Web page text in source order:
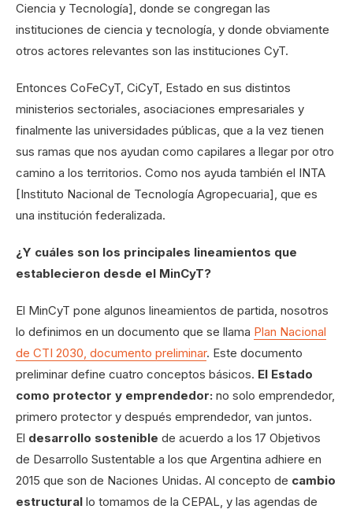
Ciencia y Tecnología], donde se congregan las
instituciones de ciencia y tecnología, y donde obviamente
otros actores relevantes son las instituciones CyT.
Entonces CoFeCyT, CiCyT, Estado en sus distintos
ministerios sectoriales, asociaciones empresariales y
finalmente las universidades públicas, que a la vez tienen
sus ramas que nos ayudan como capilares a llegar por otro
camino a los territorios. Como nos ayuda también el INTA
[Instituto Nacional de Tecnología Agropecuaria], que es
una institución federalizada.
¿Y cuáles son los principales lineamientos que
establecieron desde el MinCyT?
El MinCyT pone algunos lineamientos de partida, nosotros
lo definimos en un documento que se llama Plan Nacional
de CTI 2030, documento preliminar. Este documento
preliminar define cuatro conceptos básicos. El Estado
como protector y emprendedor: no solo emprendedor,
primero protector y después emprendedor, van juntos.
El desarrollo sostenible de acuerdo a los 17 Objetivos
de Desarrollo Sustentable a los que Argentina adhiere en
2015 que son de Naciones Unidas. Al concepto de cambio
estructural lo tomamos de la CEPAL, y las agendas de